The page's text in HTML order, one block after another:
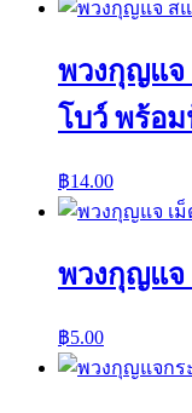
พวงกุญแจ
โบว์ พร้อ
฿14.00
พวงกุญแจ
฿5.00